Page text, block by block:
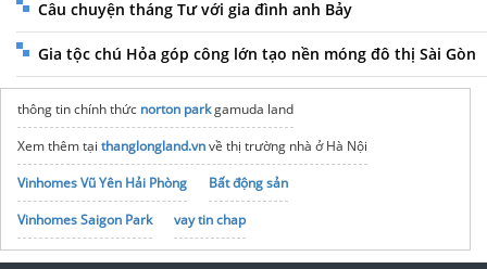
Câu chuyện tháng Tư với gia đình anh Bảy
Gia tộc chú Hỏa góp công lớn tạo nền móng đô thị Sài Gòn
thông tin chính thức norton parkgamuda land
Xem thêm tại thanglongland.vnvề thị trường nhà ở Hà Nội
Vinhomes Vũ Yên Hải Phòng
Bất động sản
Vinhomes Saigon Park
vay tin chap
noxh K Home Avenue Nhơn Trạch
Tập đoàn Bcons Group